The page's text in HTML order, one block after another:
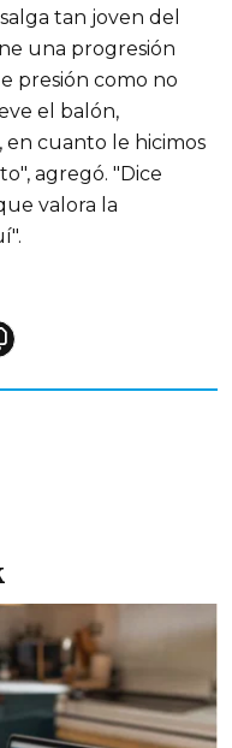
tan joven del
una progresión
presión como no
el balón,
en cuanto le hicimos
agregó. "Dice
valora la